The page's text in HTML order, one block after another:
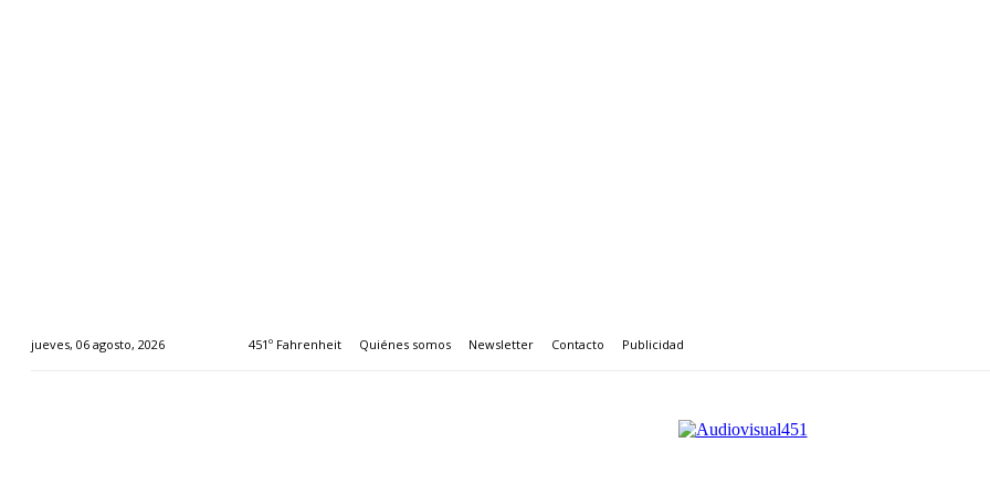
jueves, 06 agosto, 2026 451º Fahrenheit Quiénes somos Newsletter Contacto Publicidad